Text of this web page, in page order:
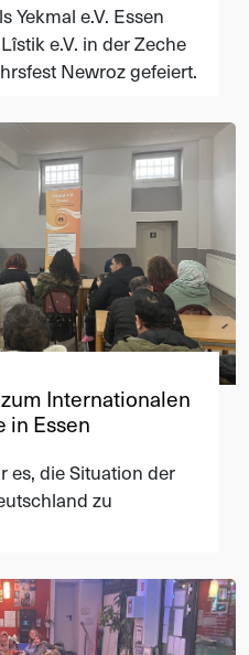
Yekmal e.V. Essen
e.V. in der Zeche
Newroz gefeiert.
Internationalen
in Essen
es, die Situation der
zu